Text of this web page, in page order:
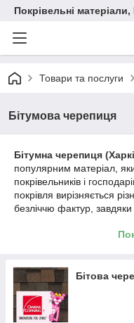
Покрівельні
Товари та послуги
Бітумова черепиця
Бітумна черепиця
популярним матеріал,
покрівельників і
покрівля вирізняється
безліччю фактур, завдяки
багатоповерхове.
Саме останнє дасть
даху, який вам
обмежена тим фактом, що
необхідною фактурою і
Бітова